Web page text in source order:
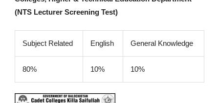
(NTS Lecturer Screening Test)
Subject Related English General Knowledge
80% 10% 10%